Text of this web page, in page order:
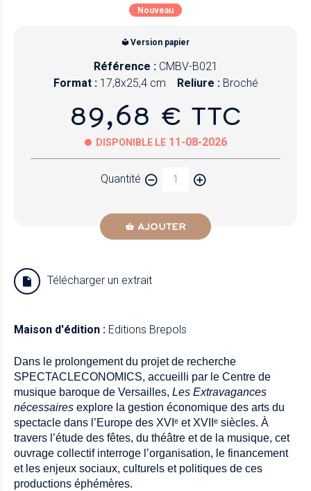
Nouveau
Version papier
Référence : CMBV-B021
Format : 17,8x25,4 cm Reliure : Broché
89,68 € TTC
DISPONIBLE LE 11-08-2026
Quantité
AJOUTER
Télécharger un extrait
Maison d'édition : Editions Brepols
Dans le prolongement du projet de recherche
SPECTACLECONOMICS, accueilli par le Centre de
musique baroque de Versailles, Les Extravagances
nécessaires explore la gestion économique des arts du
spectacle dans l’Europe des XVI ᵉ et XVII ᵉ siècles. À
travers l’étude des fêtes, du théâtre et de la musique, cet
ouvrage collectif interroge l’organisation, le financement
et les enjeux sociaux, culturels et politiques de ces
productions éphémères.